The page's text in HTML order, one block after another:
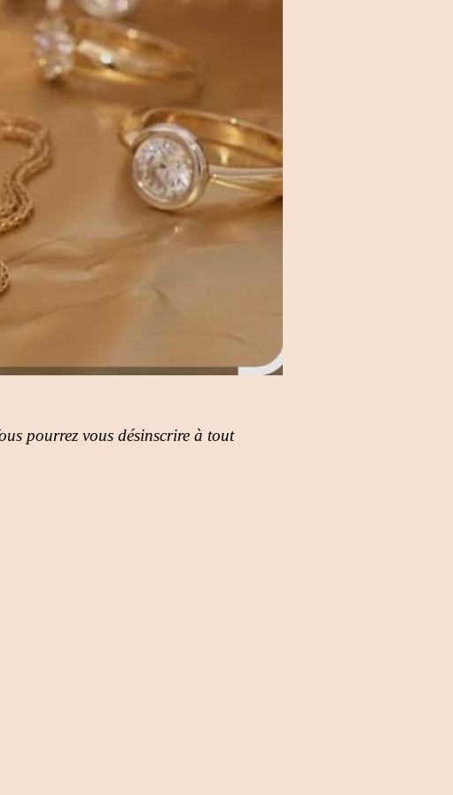
pourrez vous désinscrire à tout